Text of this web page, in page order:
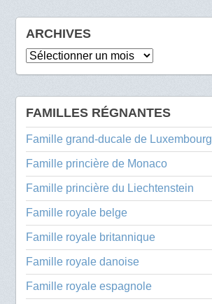
ARCHIVES
Archives
FAMILLES RÉGNANTES
Famille grand-ducale de Luxembourg
Famille princière de Monaco
Famille princière du Liechtenstein
Famille royale belge
Famille royale britannique
Famille royale danoise
Famille royale espagnole